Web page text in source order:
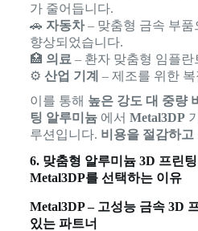
가 줄어듭니다.
🚗 자동차– 맞춤형 금속 부품
향상되었습니다.
🏥 의료 – 환자 맞춤형 임플란
⚙️ 산업 기계 – 제조를 위한
이를 통해 높은 강도 대 중량
팅 알루미늄에서 Metal3DP
루션입니다. 비용을 절감하고
6. 맞춤형 알루미늄 3D 프린
Metal3DP를 선택하는 이유
Metal3DP – 고성능 금속 3D
있는 파트너